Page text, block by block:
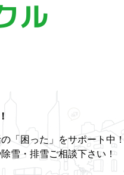
「困った」をサポート中！
雪・排雪ご相談下さい！